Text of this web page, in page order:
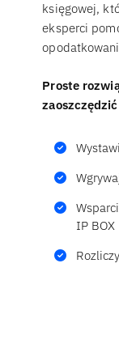
księgowej,
eksperci
Proste
IP BOX